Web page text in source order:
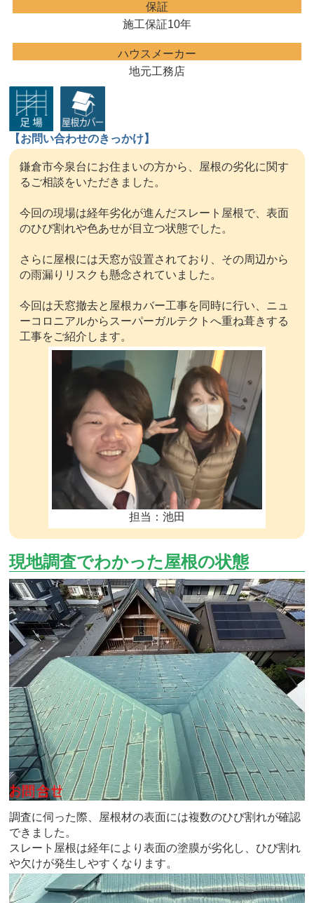
保証
施工保証10年
ハウスメーカー
地元工務店
【お問い合わせのきっかけ】
鎌倉市今泉台にお住まいの方から、屋根の劣化に関す
るご相談をいただきました。
今回の現場は経年劣化が進んだスレート屋根で、表面
のひび割れや色あせが目立つ状態でした。
さらに屋根には天窓が設置されており、その周辺から
の雨漏りリスクも懸念されていました。
今回は天窓撤去と屋根カバー工事を同時に行い、ニュ
ーコロニアルからスーパーガルテクトへ重ね葺きする
工事をご紹介します。
担当：池田
現地調査でわかった屋根の状態
調査に伺った際、屋根材の表面には複数のひび割れが確認
できました。
スレート屋根は経年により表面の塗膜が劣化し、ひび割れ
や欠けが発生しやすくなります。